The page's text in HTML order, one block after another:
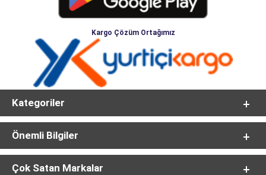
Kargo Çözüm Ortağımız
Kategoriler
Önemli Bilgiler
Çok Satan Markalar